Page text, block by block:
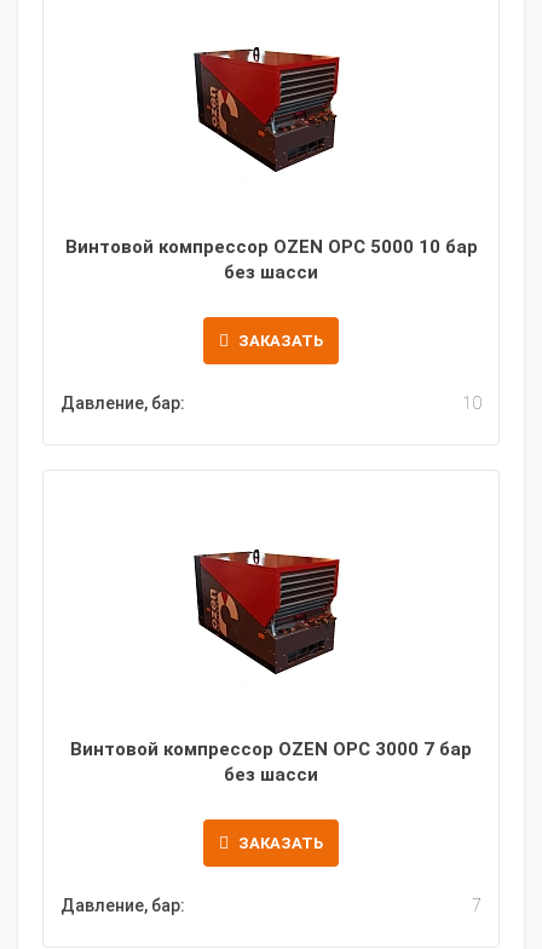
Винтовой компрессор OZEN OPC 5000 10 бар
без шасси
ЗАКАЗАТЬ
Давление, бар: 10
Винтовой компрессор OZEN OPC 3000 7 бар
без шасси
ЗАКАЗАТЬ
Давление, бар: 7